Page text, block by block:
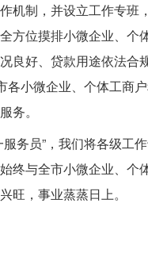
机制，并设立工作专班
方位摸排小微企业、个
良好、贷款用途依法合
各小微企业、个体工
务。
服务员”，我们将各级
终与全市小微企业、
旺，事业蒸蒸日上。